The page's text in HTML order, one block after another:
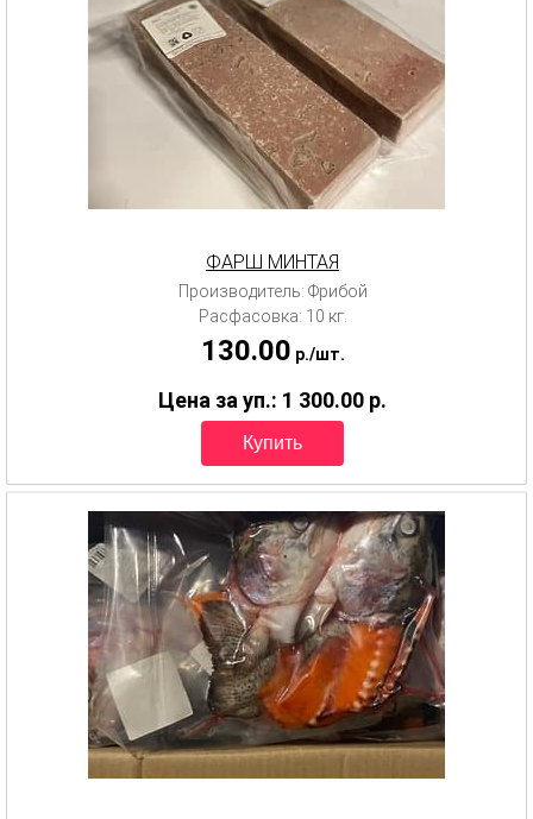
ФАРШ МИНТАЯ
Производитель: Фрибой
Расфасовка: 10 кг.
130.00 p./шт.
Цена за уп.: 1 300.00 p.